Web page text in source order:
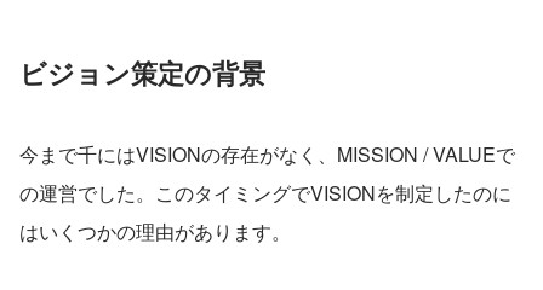
ビジョン策定の背景
今まで千にはVISIONの存在がなく、MISSION / VALUEで
の運営でした。このタイミングでVISIONを制定したのに
はいくつかの理由があります。